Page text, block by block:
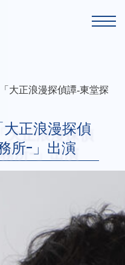
大正浪漫探偵譚-東堂探
正浪漫探偵
所-」出演